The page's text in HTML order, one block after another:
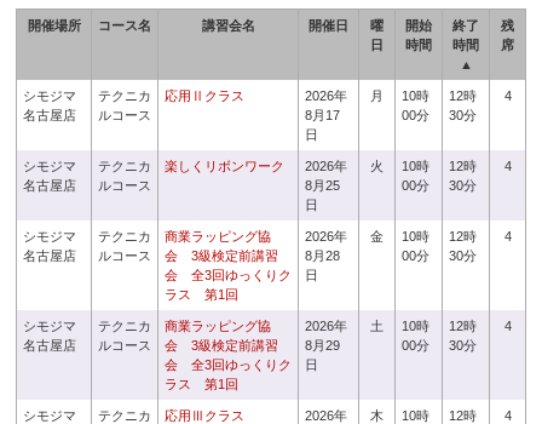
開催場所 コース名 講習会名 開催日
曜
日
開始
時間
終了
時間
▲
残
席
シモジマ
名古屋店
テクニカ
ルコース
応用Ⅱクラス
2026年
8月17
日
月
10時
00分
12時
30分
4
シモジマ
名古屋店
テクニカ
ルコース
楽しくリボンワーク
2026年
8月25
日
火
10時
00分
12時
30分
4
シモジマ
名古屋店
テクニカ
ルコース
商業ラッピング協
会 3級検定前講習
会 全3回ゆっくりク
ラス 第1回
2026年
8月28
日
金
10時
00分
12時
30分
4
シモジマ
名古屋店
テクニカ
ルコース
商業ラッピング協
会 3級検定前講習
会 全3回ゆっくりク
ラス 第1回
2026年
8月29
日
土
10時
00分
12時
30分
4
シモジマ
テクニカ
応用Ⅲクラス
2026年
木
10時
12時
4